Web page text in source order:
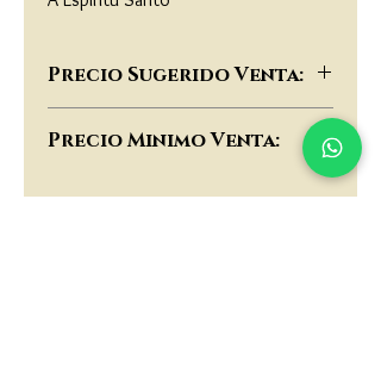
Precio Sugerido Venta:
Precio Minimo Venta: